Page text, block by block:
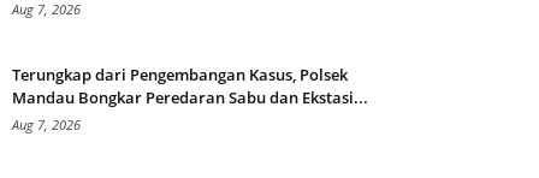
Aug 7, 2026
Terungkap dari Pengembangan Kasus, Polsek
Mandau Bongkar Peredaran Sabu dan Ekstasi...
Aug 7, 2026